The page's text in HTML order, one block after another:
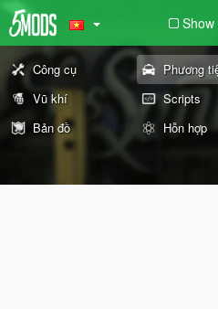
Show
Công cụ Phương
Vũ khí
Scripts
Bản đồ
Hỗn hợp